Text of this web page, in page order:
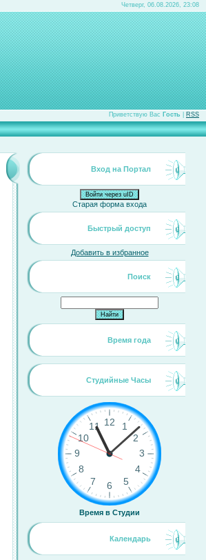
Четверг, 06.08.2026, 23:08
Приветствую Вас Гость RSS
Вход на Портал
Войти через uID
Старая форма входа
Быстрый доступ
Добавить в избранное
Поиск
Время года
Студийные Часы
Время в Студии
Календарь